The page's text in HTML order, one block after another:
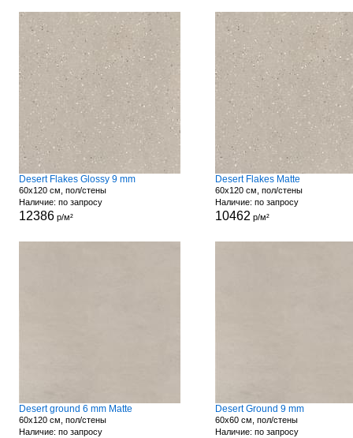
Desert Flakes Glossy 9 mm
60x120 см, пол/стены
Наличие: по запросу
12386р/м²
Desert Flakes Matte
60x120 см, пол/стены
Наличие: по запросу
10462 р/м²
Desert ground 6 mm Matte
60x120 см, пол/стены
Наличие: по запросу
Desert Ground 9 mm
60x60 см, пол/стены
Наличие: по запросу